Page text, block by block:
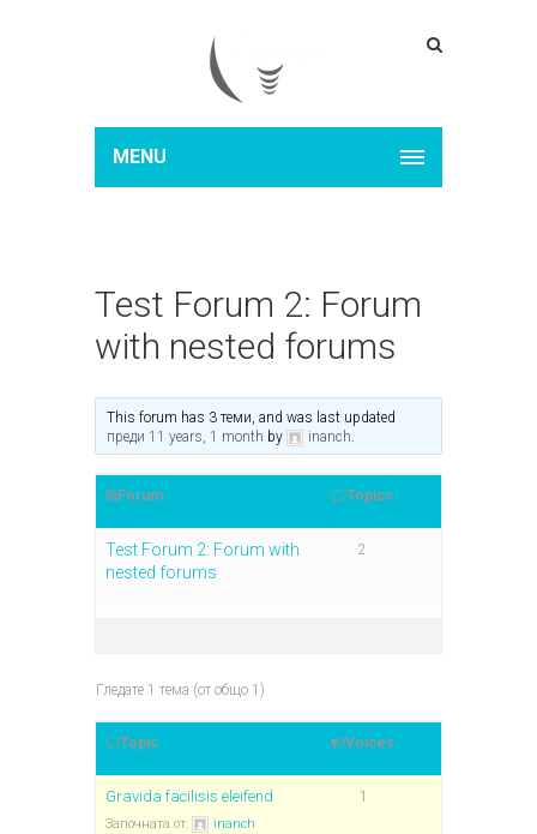
MENU
Test Forum 2: Forum
with nested forums
This forum has 3 теми, and was last updated
преди 11 years, 1 month by inanch.
Forum Topics
Test Forum 2: Forum with
nested forums
2
Гледате 1 тема (от общо 1)
Topic Voices
Gravida facilisis eleifend
Започната от: inanch
1